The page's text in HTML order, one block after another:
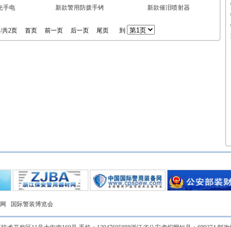
手电 新款警用防拨手铐 新款催泪喷射器
/共2页 首页 前一页 后一页 尾页 到
国际警装博览会